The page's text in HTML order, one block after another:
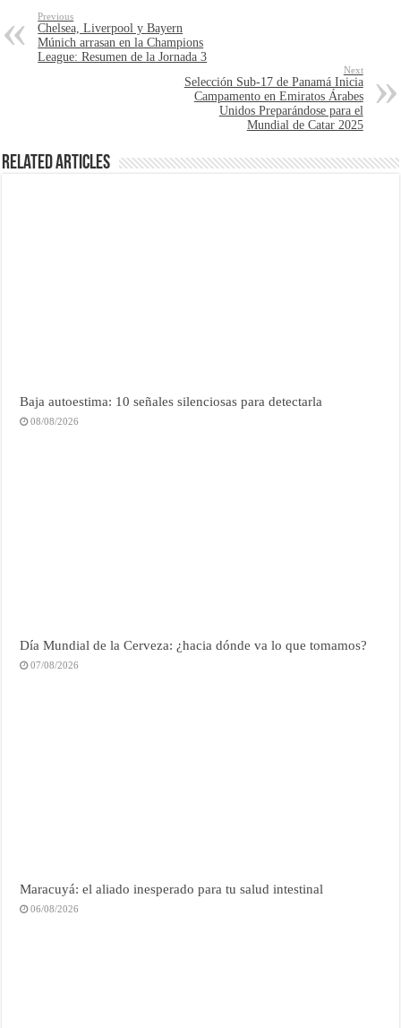
Previous
Chelsea, Liverpool y Bayern
Múnich arrasan en la Champions
League: Resumen de la Jornada 3
Next
Selección Sub-17 de Panamá Inicia
Campamento en Emiratos Árabes
Unidos Preparándose para el
Mundial de Catar 2025
Related Articles
Baja autoestima: 10 señales silenciosas para detectarla
08/08/2026
Día Mundial de la Cerveza: ¿hacia dónde va lo que tomamos?
07/08/2026
Maracuyá: el aliado inesperado para tu salud intestinal
06/08/2026